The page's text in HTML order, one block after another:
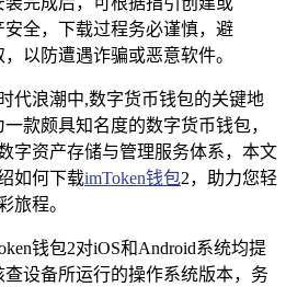
全，下载过程务必谨慎，避
以防遭遇诈骗或恶意软件。
代浪潮中,数字货币钱包的关键地
款颇具知名度的数字货币钱包，
字资产存储与管理服务体系，本文
如何下载imToken钱包2，助力您轻
旅程。
钱包2对iOS和Android系统均提
设备所运行的操作系统版本，务